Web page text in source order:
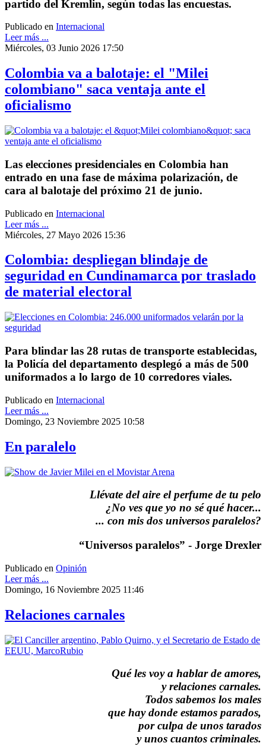
partido del Kremlin, según todas las encuestas.
Publicado en Internacional
Leer más ...
Miércoles, 03 Junio 2026 17:50
Colombia va a balotaje: el "Milei
colombiano" saca ventaja ante el
oficialismo
Las elecciones presidenciales en Colombia han
entrado en una fase de máxima polarización, de
cara al balotaje del próximo 21 de junio.
Publicado en Internacional
Leer más ...
Miércoles, 27 Mayo 2026 15:36
Colombia: despliegan blindaje de
seguridad en Cundinamarca por traslado
de material electoral
Para blindar las 28 rutas de transporte establecidas,
la Policía del departamento desplegó a más de 500
uniformados a lo largo de 10 corredores viales.
Publicado en Internacional
Leer más ...
Domingo, 23 Noviembre 2025 10:58
En paralelo
Llévate del aire el perfume de tu pelo
¿No ves que yo no sé qué hacer...
... con mis dos universos paralelos?
“Universos paralelos” - Jorge Drexler
Publicado en Opinión
Leer más ...
Domingo, 16 Noviembre 2025 11:46
Relaciones carnales
Qué les voy a hablar de amores,
y relaciones carnales.
Todos sabemos los males
que hay donde estamos parados,
por culpa de unos tarados
y unos cuantos criminales.